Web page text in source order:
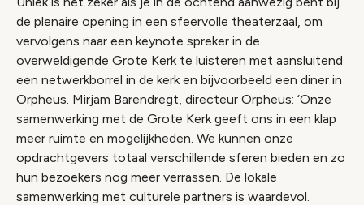
de plenaire opening in een sfeervolle theaterzaal, om
vervolgens naar een keynote spreker in de
overweldigende Grote Kerk te luisteren met aansluitend
een netwerkborrel in de kerk en bijvoorbeeld een diner in
Orpheus. Mirjam Barendregt, directeur Orpheus: ‘Onze
samenwerking met de Grote Kerk geeft ons in een klap
meer ruimte en mogelijkheden. We kunnen onze
opdrachtgevers totaal verschillende sferen bieden en zo
hun bezoekers nog meer verrassen. De lokale
samenwerking met culturele partners is waardevol.